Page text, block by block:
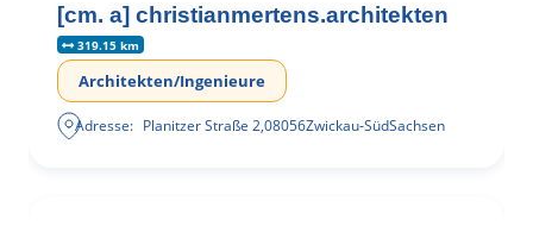
[cm. a] christianmertens.architekten
319.15 km
Architekten/Ingenieure
Adresse: Planitzer Straße 2,08056Zwickau-SüdSachsen